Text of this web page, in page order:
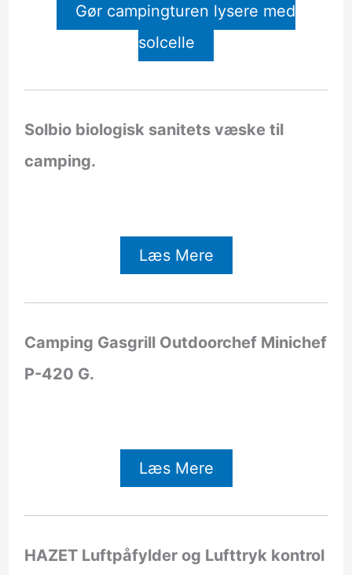
Gør campingturen lysere med
solcelle
Solbio biologisk sanitets væske til
camping.
Læs Mere
Camping Gasgrill Outdoorchef Minichef
P-420 G.
Læs Mere
HAZET Luftpåfylder og Lufttryk kontrol